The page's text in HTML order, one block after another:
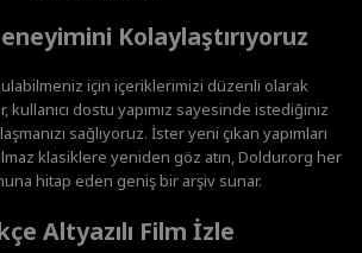
Kolaylaştırıyoruz
için içeriklerimizi düzenli olarak
kullanıcı dostu yapımız sayesinde istediğiniz
sağlıyoruz. İster yeni çıkan yapımları
klasiklere yeniden göz atın, Doldur.org her
hitap eden geniş bir arşiv sunar.
Altyazılı Film İzle